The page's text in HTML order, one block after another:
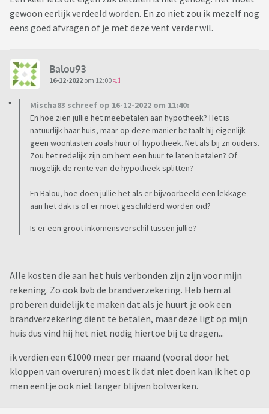
gewoon eerlijk verdeeld worden. En zo niet zou ik mezelf nog
eens goed afvragen of je met deze vent verder wil.
Balou93
16-12-2022 om 12:00
Mischa83 schreef op 16-12-2022 om 11:40:
En hoe zien jullie het meebetalen aan hypotheek? Het is
natuurlijk haar huis, maar op deze manier betaalt hij eigenlijk
geen woonlasten zoals huur of hypotheek. Net als bij zn ouders.
Zou het redelijk zijn om hem een huur te laten betalen? Of
mogelijk de rente van de hypotheek splitten?
En Balou, hoe doen jullie het als er bijvoorbeeld een lekkage
aan het dak is of er moet geschilderd worden oid?
Is er een groot inkomensverschil tussen jullie?
Alle kosten die aan het huis verbonden zijn zijn voor mijn
rekening. Zo ook bvb de brandverzekering. Heb hem al
proberen duidelijk te maken dat als je huurt je ook een
brandverzekering dient te betalen, maar deze ligt op mijn
huis dus vind hij het niet nodig hiertoe bij te dragen...
ik verdien een €1000 meer per maand (vooral door het
kloppen van overuren) moest ik dat niet doen kan ik het op
men eentje ook niet langer blijven bolwerken.